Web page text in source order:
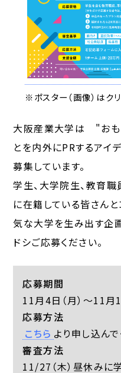
※ポスター（画像）はク
大阪産業大学は "おも
とを内外にPRするアイ
募集しています。
学生、大学院生、教育
に在籍している皆さん
気な大学を生み出す企
ドシご応募ください。
応募期間
11月4日（月）～11月
応募方法
こちら より申し込んで
審査方法
11/27（木）昼休みに